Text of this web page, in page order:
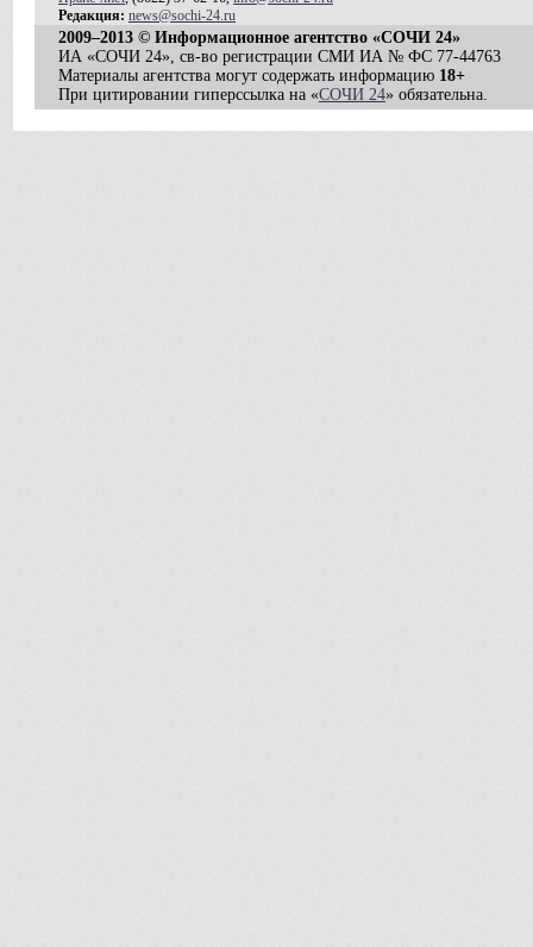
Редакция: news@sochi-24.ru
2009–2013 © Информационное агентство «СОЧИ 24»
ИА «СОЧИ 24», св-во регистрации СМИ ИА № ФС 77-44763
Материалы агентства могут содержать информацию 18+
При цитировании гиперссылка на «СОЧИ 24» обязательна.